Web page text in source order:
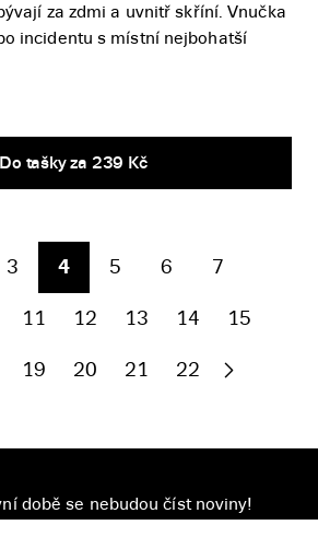
za zdmi a uvnitř skříní. Vnučka
incidentu s místní nejbohatší
Do tašky za 239 Kč
3 4 5 6 7
11 12 13 14 15
19 20 21 22
době se nebudou číst noviny!